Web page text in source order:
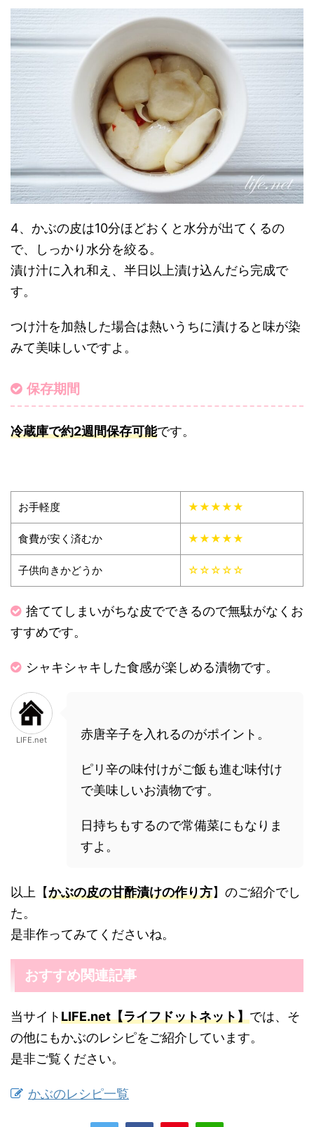
4、かぶの皮は10分ほどおくと水分が出てくるの
で、しっかり水分を絞る。
漬け汁に入れ和え、半日以上漬け込んだら完成で
す。
つけ汁を加熱した場合は熱いうちに漬けると味が染
みて美味しいですよ。
保存期間
冷蔵庫で約2週間保存可能です。
お手軽度 ★★★★★
食費が安く済むか ★★★★★
子供向きかどうか ☆☆☆☆☆
捨ててしまいがちな皮でできるので無駄がなくお
すすめです。
シャキシャキした食感が楽しめる漬物です。
LIFE.net 赤唐辛子を入れるのがポイント。
ピリ辛の味付けがご飯も進む味付け
で美味しいお漬物です。
日持ちもするので常備菜にもなりま
すよ。
以上【かぶの皮の甘酢漬けの作り方】のご紹介でし
た。
是非作ってみてくださいね。
おすすめ関連記事
当サイトLIFE.net【ライフドットネット】では、そ
の他にもかぶのレシピをご紹介しています。
是非ご覧ください。
かぶのレシピ一覧